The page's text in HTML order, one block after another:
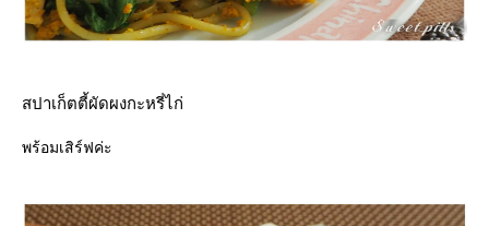
สปาเก็ตตี้ผัดผงกะหรี่ไก่
พร้อมเสิร์ฟค่ะ